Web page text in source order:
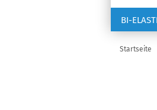
BI-
Startseite